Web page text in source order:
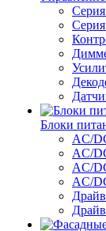
Блоки
AC/
AC/
AC/
AC/